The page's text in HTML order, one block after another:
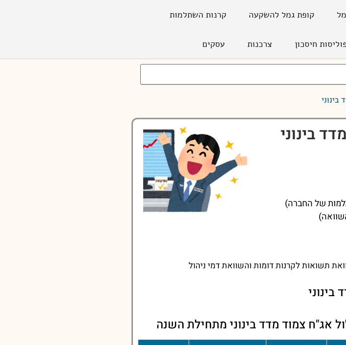
קופת גמל להשקעה קרנות השתלמות
חיסכון צרכנות עסקים
בינוני
של החברה)
תשואות לקרנות דומות והשוואת דמי ניהול
אג"ח צמוד מדד בינוני מתחילת השנה